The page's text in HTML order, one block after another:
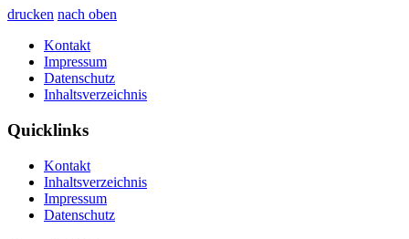
drucken nach oben
Kontakt
Impressum
Datenschutz
Inhaltsverzeichnis
Quicklinks
Kontakt
Inhaltsverzeichnis
Impressum
Datenschutz